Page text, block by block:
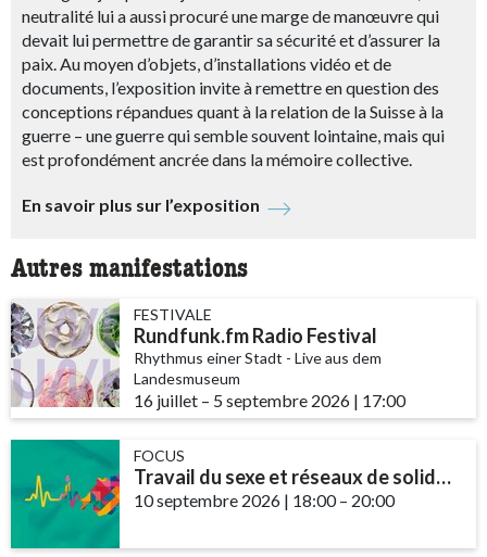
neutralité lui a aussi procuré une marge de manœuvre qui
devait lui permettre de garantir sa sécurité et d’assurer la
paix. Au moyen d’objets, d’installations vidéo et de
documents, l’exposition invite à remettre en question des
conceptions répandues quant à la relation de la Suisse à la
guerre – une guerre qui semble souvent lointaine, mais qui
est profondément ancrée dans la mémoire collective.
En savoir plus sur l’exposition
Autres manifestations
FESTIVALE
Rundfunk.fm Radio Festival
Rhythmus einer Stadt - Live aus dem
Landesmuseum
16 juillet accessibility.time_to
– 5 septembre 2026 | 17:00
FOCUS
Travail du sexe et réseaux de solidarité – le rôle des communautés et des ...
10 septembre 2026 | 18:00– 20:00